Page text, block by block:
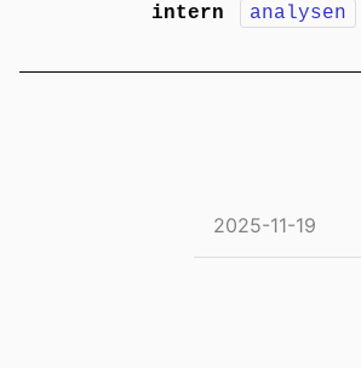
intern
analysen
2025-11-19